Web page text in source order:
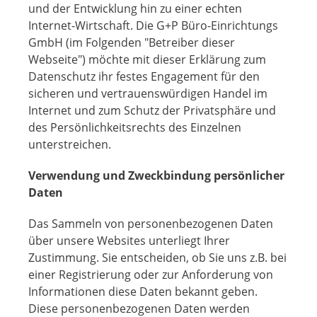
und der Entwicklung hin zu einer echten
Internet-Wirtschaft. Die G+P Büro-Einrichtungs
GmbH (im Folgenden "Betreiber dieser
Webseite") möchte mit dieser Erklärung zum
Datenschutz ihr festes Engagement für den
sicheren und vertrauenswürdigen Handel im
Internet und zum Schutz der Privatsphäre und
des Persönlichkeitsrechts des Einzelnen
unterstreichen.
Verwendung und Zweckbindung persönlicher
Daten
Das Sammeln von personenbezogenen Daten
über unsere Websites unterliegt Ihrer
Zustimmung. Sie entscheiden, ob Sie uns z.B. bei
einer Registrierung oder zur Anforderung von
Informationen diese Daten bekannt geben.
Diese personenbezogenen Daten werden